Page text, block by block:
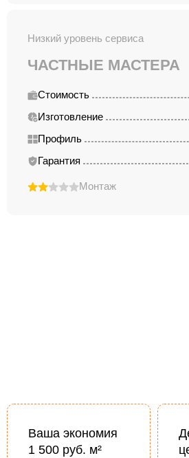
Низкий уровень сервиса
ЧАСТНЫЕ МАСТЕРА
Стоимость
Изготовление
Профиль
Гарантия
Монтаж
Ваша экономия
1 500 руб. м²